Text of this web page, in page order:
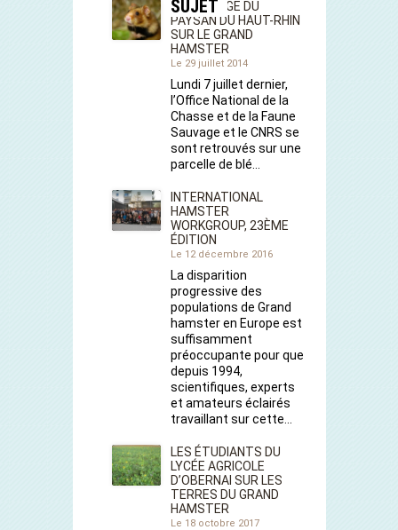
SUJET
REPORTAGE DU
PAYSAN DU HAUT-RHIN
SUR LE GRAND
HAMSTER
Le 29 juillet 2014
Lundi 7 juillet dernier,
l’Office National de la
Chasse et de la Faune
Sauvage et le CNRS se
sont retrouvés sur une
parcelle de blé…
INTERNATIONAL
HAMSTER
WORKGROUP, 23ÈME
ÉDITION
Le 12 décembre 2016
La disparition
progressive des
populations de Grand
hamster en Europe est
suffisamment
préoccupante pour que
depuis 1994,
scientifiques, experts
et amateurs éclairés
travaillant sur cette…
LES ÉTUDIANTS DU
LYCÉE AGRICOLE
D’OBERNAI SUR LES
TERRES DU GRAND
HAMSTER
Le 18 octobre 2017